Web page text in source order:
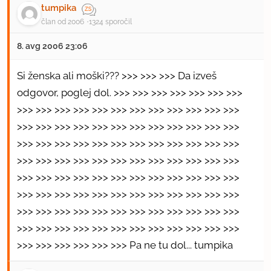
tumpika
član od 2006 1324 sporočil
8. avg 2006 23:06
Si ženska ali moški??? >>> >>> >>> Da izveš
odgovor, poglej dol. >>> >>> >>> >>> >>> >>> >>>
>>> >>> >>> >>> >>> >>> >>> >>> >>> >>> >>> >>>
>>> >>> >>> >>> >>> >>> >>> >>> >>> >>> >>> >>>
>>> >>> >>> >>> >>> >>> >>> >>> >>> >>> >>> >>>
>>> >>> >>> >>> >>> >>> >>> >>> >>> >>> >>> >>>
>>> >>> >>> >>> >>> >>> >>> >>> >>> >>> >>> >>>
>>> >>> >>> >>> >>> >>> >>> >>> >>> >>> >>> >>>
>>> >>> >>> >>> >>> >>> >>> >>> >>> >>> >>> >>>
>>> >>> >>> >>> >>> >>> >>> >>> >>> >>> >>> >>>
>>> >>> >>> >>> >>> >>> Pa ne tu dol... tumpika